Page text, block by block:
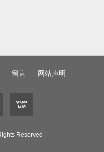
留言 网站声明
Reserved